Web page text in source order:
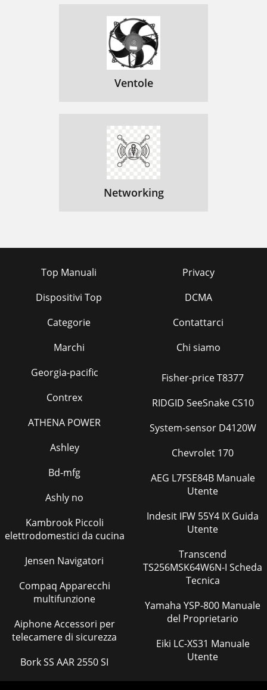
Ventole
Networking
Top Manuali
Dispositivi Top
Categorie
Marchi
Privacy
DCMA
Contattarci
Chi siamo
Georgia-pacific
Contrex
ATHENA POWER
Ashley
Bd-mfg
Ashly no
Kambrook Piccoli
elettrodomestici da cucina
Jensen Navigatori
Compaq Apparecchi
multifunzione
Aiphone Accessori per
telecamere di sicurezza
Bork SS AAR 2550 SI
Fisher-price T8377
RIDGID SeeSnake CS10
System-sensor D4120W
Chevrolet 170
AEG L7FSE84B Manuale
Utente
Indesit IFW 55Y4 IX Guida
Utente
Transcend
TS256MSK64W6N-I Scheda
Tecnica
Yamaha YSP-800 Manuale
del Proprietario
Eiki LC-XS31 Manuale
Utente